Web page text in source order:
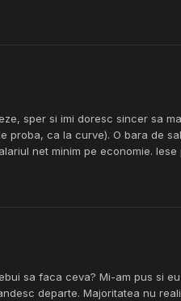
sper si imi doresc sincer sa
proba, ca la curve). O bara de
net minim pe economie. Iese
sa faca ceva? Mi-am pus si
departe. Majoritatea nu